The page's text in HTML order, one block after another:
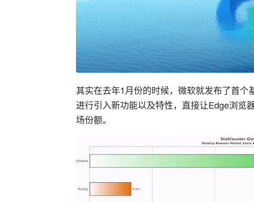
其实在去年1月份的时候，微软就发布了首
进行引入新功能以及特性，直接让Edge浏览
场份额。